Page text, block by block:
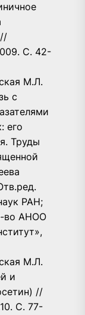
С. 42-
М.Л.
с
его
Труды
РАН;
во АНОО
М.Л.
и
//
С. 77-